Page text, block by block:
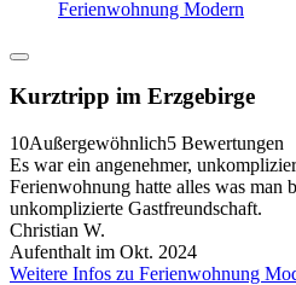
Ferienwohnung Modern
Kurztripp im Erzgebirge
10Außergewöhnlich5 Bewertungen
Es war ein angenehmer,
Ferienwohnung hatte alles was man
unkomplizierte Gastfreundschaft.
Christian W.
Aufenthalt im Okt. 2024
Weitere Infos zu Ferienwohnung